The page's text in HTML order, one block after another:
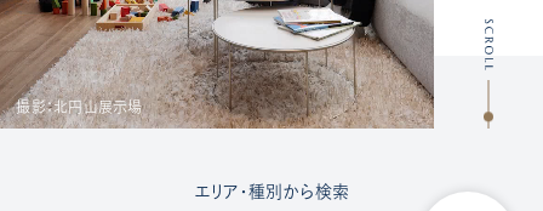
撮影：岩見沢工場
エリア・種別から検索